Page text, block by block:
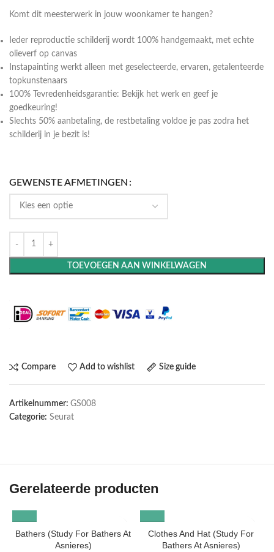
Komt dit meesterwerk in jouw woonkamer te hangen?
Ieder reproductie schilderij wordt 100% handgemaakt, met echte
olieverf op canvas
Instapainting werkt alleen met geselecteerde, ervaren, getalenteerde
topkunstenaars
100% Tevredenheidsgarantie: Bekijk het werk en geef je
goedkeuring!
Slechts 50% aanbetaling, de restbetaling voldoe je pas zodra het
schilderij in je bezit is!
GEWENSTE AFMETINGEN
TOEVOEGEN AAN WINKELWAGEN
Compare Add to wishlist Size guide
Artikelnummer: GS008
Categorie: Seurat
Gerelateerde producten
Bathers (Study For Bathers At
Asnieres)
Clothes And Hat (Study For
Bathers At Asnieres)